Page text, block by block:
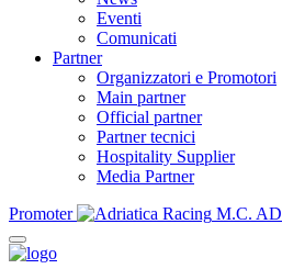
Eventi
Comunicati
Partner
Organizzatori e Promotori
Main partner
Official partner
Partner tecnici
Hospitality Supplier
Media Partner
Promoter
M.C.